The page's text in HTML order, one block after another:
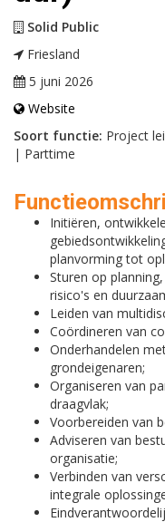
Solid Public
Friesland
5 juni 2026
Website
Soort functie: Project
| Parttime
Initiëren,
planvorming tot
Sturen op
risico's en
Leiden van
Coördineren van
Onderhandelen
grondeigenaren;
Organiseren van
draagvlak;
Voorbereiden van
Adviseren van
organisatie;
Verbinden van
integrale